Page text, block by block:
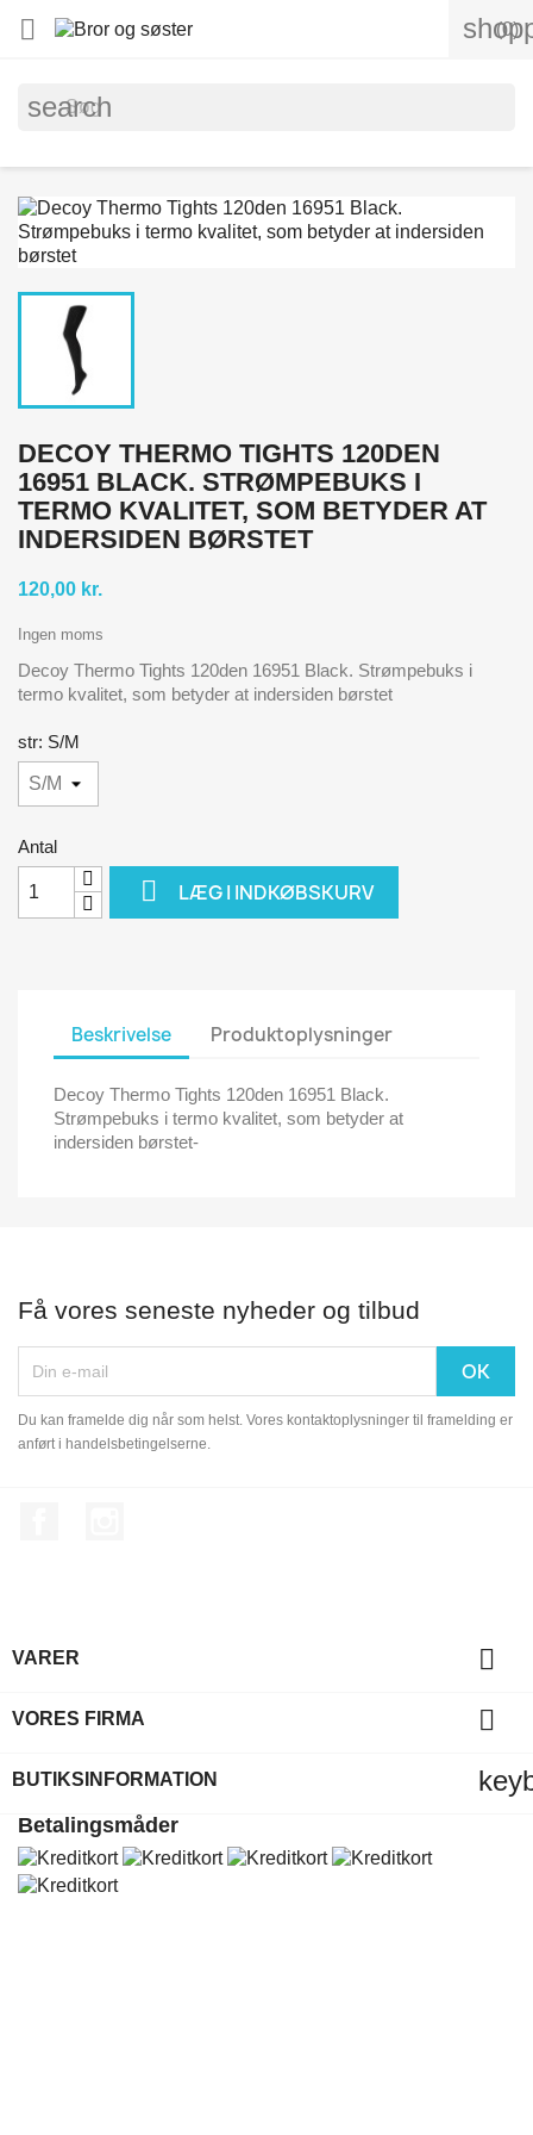
 (0)
search
DECOY THERMO TIGHTS 120DEN
16951 BLACK. STRØMPEBUKS I
TERMO KVALITET, SOM BETYDER AT
INDERSIDEN BØRSTET
120,00 kr.
Ingen moms
Decoy Thermo Tights 120den 16951 Black. Strømpebuks i
termo kvalitet, som betyder at indersiden børstet
str: S/M
Antal
 LÆG I INDKØBSKURV
Beskrivelse Produktoplysninger
Decoy Thermo Tights 120den 16951 Black.
Strømpebuks i termo kvalitet, som betyder at
indersiden børstet-
Få vores seneste nyheder og tilbud
Du kan framelde dig når som helst. Vores kontaktoplysninger til framelding er
anført i handelsbetingelserne.
VARER 
VORES FIRMA 
BUTIKSINFORMATION
Betalingsmåder